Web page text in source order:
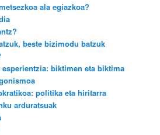
ala egiazkoa?
beste bizimodu batzuk
biktimen eta biktima
politika eta hiritarra
arduratsuak